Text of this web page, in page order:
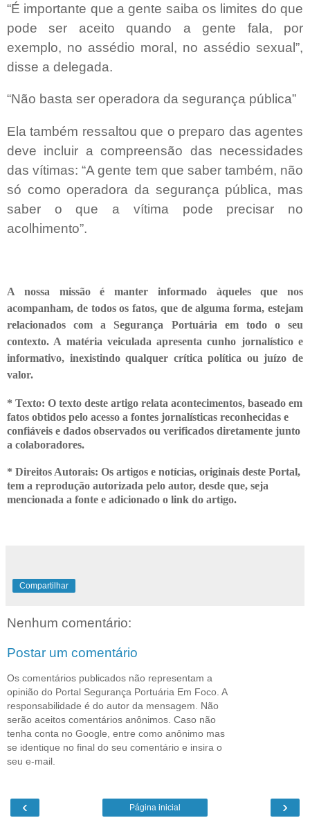
“É importante que a gente saiba os limites do que
pode ser aceito quando a gente fala, por
exemplo, no assédio moral, no assédio sexual”,
disse a delegada.
“Não basta ser operadora da segurança pública”
Ela também ressaltou que o preparo das agentes
deve incluir a compreensão das necessidades
das vítimas: “A gente tem que saber também, não
só como operadora da segurança pública, mas
saber o que a vítima pode precisar no
acolhimento”.
A nossa missão é manter informado àqueles que nos
acompanham, de todos os fatos, que de alguma forma, estejam
relacionados com a Segurança Portuária em todo o seu
contexto. A matéria veiculada apresenta cunho jornalístico e
informativo, inexistindo qualquer críticapolítica ou juízo de
valor.
* Texto: O texto deste artigo relata acontecimentos, baseado em
fatos obtidos pelo acesso a fontes jornalísticas reconhecidas e
confiáveis e dados observados ou verificados diretamente junto
a colaboradores.
* Direitos Autorais: Os artigos e notícias, originais deste Portal,
tem a reprodução autorizada pelo autor, desde que, seja
mencionada a fonte e adicionado o link do artigo.
Compartilhar
Nenhum comentário:
Postar um comentário
Os comentários publicados não representam a
opinião do Portal Segurança Portuária Em Foco. A
responsabilidade é do autor da mensagem. Não
serão aceitos comentários anônimos. Caso não
tenha conta no Google, entre como anônimo mas
se identique no final do seu comentário e insira o
seu e-mail.
‹ ›
Página inicial